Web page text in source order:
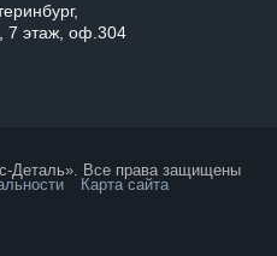
7 этаж, оф.304
Деталь». Все права защищены
Карта сайта